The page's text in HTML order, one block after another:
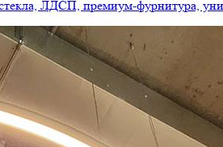
ЛДСП, премиум-фурнитура,